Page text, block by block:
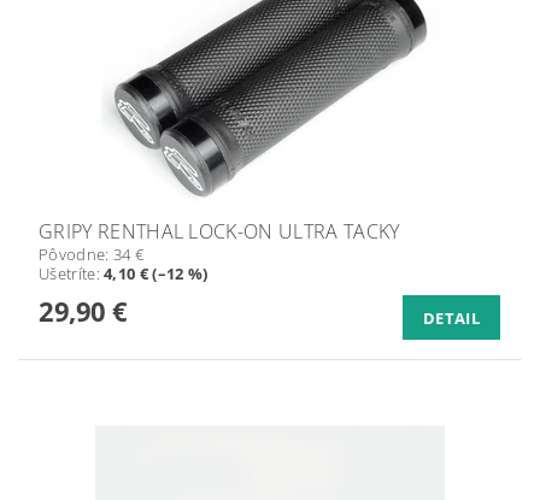
GRIPY RENTHAL LOCK-ON ULTRA TACKY
Pôvodne: 34 €
Ušetríte:4,10 € (–12 %)
29,90 € DETAIL